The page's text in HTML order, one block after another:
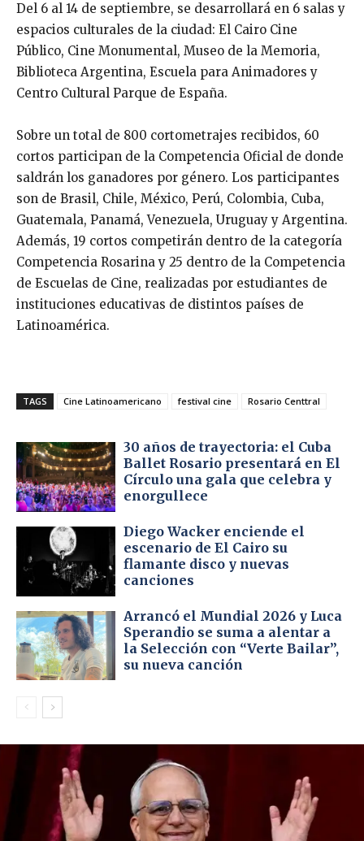
Del 6 al 14 de septiembre, se desarrollará en 6 salas y
espacios culturales de la ciudad: El Cairo Cine
Público, Cine Monumental, Museo de la Memoria,
Biblioteca Argentina, Escuela para Animadores y
Centro Cultural Parque de España.
Sobre un total de 800 cortometrajes recibidos, 60
cortos participan de la Competencia Oficial de donde
saldrán los ganadores por género. Los participantes
son de Brasil, Chile, México, Perú, Colombia, Cuba,
Guatemala, Panamá, Venezuela, Uruguay y Argentina.
Además, 19 cortos competirán dentro de la categoría
Competencia Rosarina y 25 dentro de la Competencia
de Escuelas de Cine, realizadas por estudiantes de
instituciones educativas de distintos países de
Latinoamérica.
TAGS Cine Latinoamericano festival cine Rosario Centtral
30 años de trayectoria: el Cuba
Ballet Rosario presentará en El
Círculo una gala que celebra y
enorgullece
Diego Wacker enciende el
escenario de El Cairo su
flamante disco y nuevas
canciones
Arrancó el Mundial 2026 y Luca
Sperandio se suma a alentar a
la Selección con “Verte Bailar”,
su nueva canción